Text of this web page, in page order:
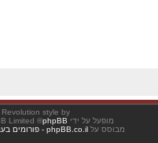
Revolution style by
מופעל על ידי phpBB
® Forum Software © phpBB Limited
מבוסס על phpBB.co.il - פורומים בעברית